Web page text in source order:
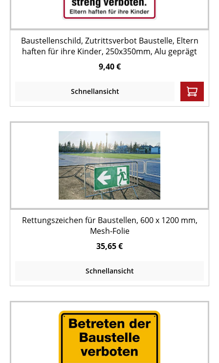
Baustellenschild, Zutrittsverbot Baustelle, Eltern
haften für ihre Kinder, 250x350mm, Alu geprägt
9,40 €
Schnellansicht
Rettungszeichen für Baustellen, 600 x 1200 mm,
Mesh-Folie
35,65 €
Schnellansicht